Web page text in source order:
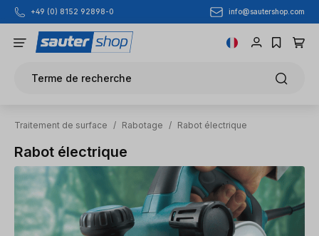
Passer au contenu principal
+49 (0) 8152 92898-0 info@sautershop.com
Terme de recherche
Traitement de surface / Rabotage / Rabot électrique
Rabot électrique